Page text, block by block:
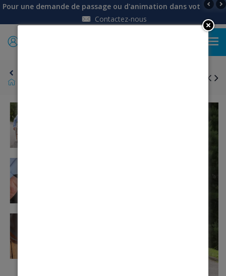
Pour une demande de passage ou d'animation dans votre
Contactez-nous